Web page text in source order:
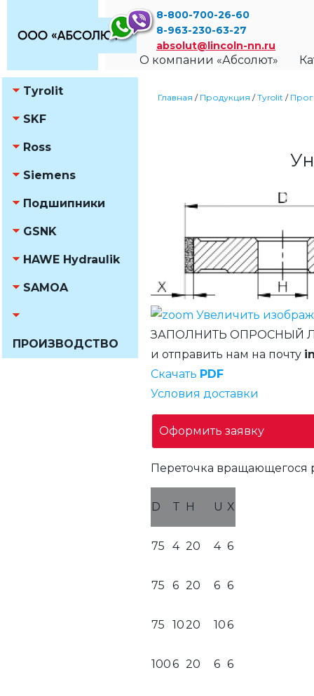
8-800-700-26-60
8-963-230-63-27
absolut@lincoln-nn.ru
О компании «Абсолют»
Tyrolit
SKF
Ross
Siemens
Подшипники
GSNK
HAWE Hydraulik
SAMOA
ПРОИЗВОДСТВО
Главная / Продукция /Tyrolit /
Увеличить
ЗАПОЛНИТЬ ОПРОСНЫЙ
и отправить нам на почту
Скачать PDF
Условия доставки
Оформить заявку
Переточка вращающегося
D T H U X
75 4 20 4 6
75 6 20 6 6
75 1020 106
1006 20 6 6